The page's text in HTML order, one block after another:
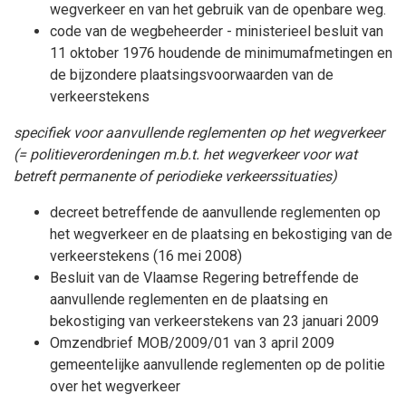
wegverkeer en van het gebruik van de openbare weg.
code van de wegbeheerder - ministerieel besluit van
11 oktober 1976 houdende de minimumafmetingen en
de bijzondere plaatsingsvoorwaarden van de
verkeerstekens
specifiek voor aanvullende reglementen op het wegverkeer
(= politieverordeningen m.b.t. het wegverkeer voor wat
betreft permanente of periodieke verkeerssituaties)
decreet betreffende de aanvullende reglementen op
het wegverkeer en de plaatsing en bekostiging van de
verkeerstekens (16 mei 2008)
Besluit van de Vlaamse Regering betreffende de
aanvullende reglementen en de plaatsing en
bekostiging van verkeerstekens van 23 januari 2009
Omzendbrief MOB/2009/01 van 3 april 2009
gemeentelijke aanvullende reglementen op de politie
over het wegverkeer